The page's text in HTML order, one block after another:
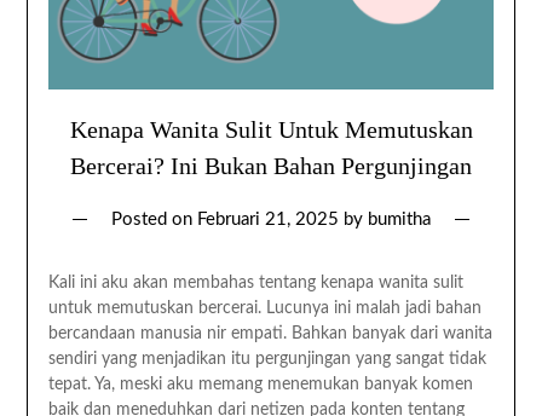
Kenapa Wanita Sulit Untuk Memutuskan
Bercerai? Ini Bukan Bahan Pergunjingan
Posted on Februari 21, 2025 by bumitha
Kali ini aku akan membahas tentang kenapa wanita sulit
untuk memutuskan bercerai. Lucunya ini malah jadi bahan
bercandaan manusia nir empati. Bahkan banyak dari wanita
sendiri yang menjadikan itu pergunjingan yang sangat tidak
tepat. Ya, meski aku memang menemukan banyak komen
baik dan meneduhkan dari netizen pada konten tentang